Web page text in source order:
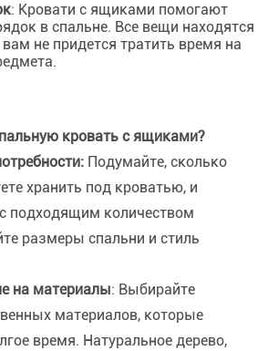
: Кровати с ящиками помогают
в спальне. Все вещи находятся
не придется тратить время на
кровать с ящиками?
Подумайте, сколько
хранить под кроватью, и
подходящим количеством
размеры спальни и стиль
на материалы: Выбирайте
материалов, которые
время. Натуральное дерево,